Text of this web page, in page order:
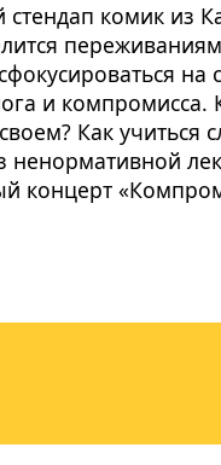
комик из
на
и
Как
концерт